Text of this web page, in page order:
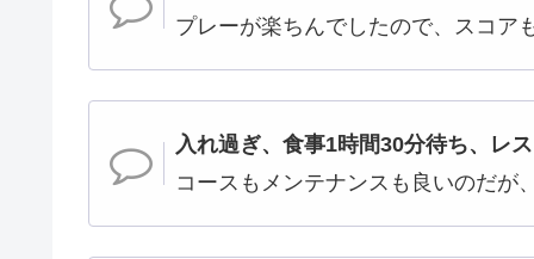
プレーが楽ちんでしたので、スコア
入れ過ぎ、食事1時間30分待ち、レ
コースもメンテナンスも良いのだが